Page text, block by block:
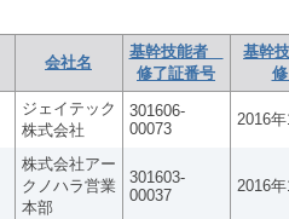
会社名
基幹技能者
修了証番号
基幹
ジェイテック
株式会社
301606-
00073
2016
株式会社アー
クノハラ営業
本部
301603-
00037
2016